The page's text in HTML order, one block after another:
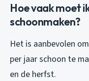
Hoe vaak moet
schoonmaken?
Het is aanbevolen
per jaar schoon te
en de herfst.